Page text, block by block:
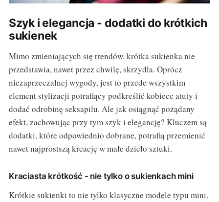
Szyk i elegancja - dodatki do krótkich
sukienek
Mimo zmieniających się trendów, krótka sukienka nie
przedstawia, nawet przez chwilę, skrzydła. Oprócz
niezaprzeczalnej wygody, jest to przede wszystkim
element stylizacji potrafiący podkreślić kobiece atuty i
dodać odrobinę seksapilu. Ale jak osiągnąć pożądany
efekt, zachowując przy tym szyk i elegancję? Kluczem są
dodatki, które odpowiednio dobrane, potrafią przemienić
nawet najprostszą kreację w małe dzieło sztuki.
Kraciasta krótkość - nie tylko o sukienkach mini
Krótkie sukienki to nie tylko klasyczne modele typu mini.